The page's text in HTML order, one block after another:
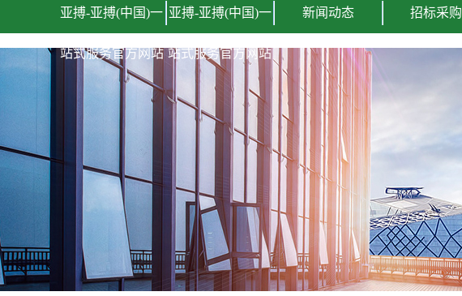
亚搏-亚搏(中国)一
站式服务官方网站
亚搏-亚搏(中国)一
站式服务官方网站
新闻动态 招标采购